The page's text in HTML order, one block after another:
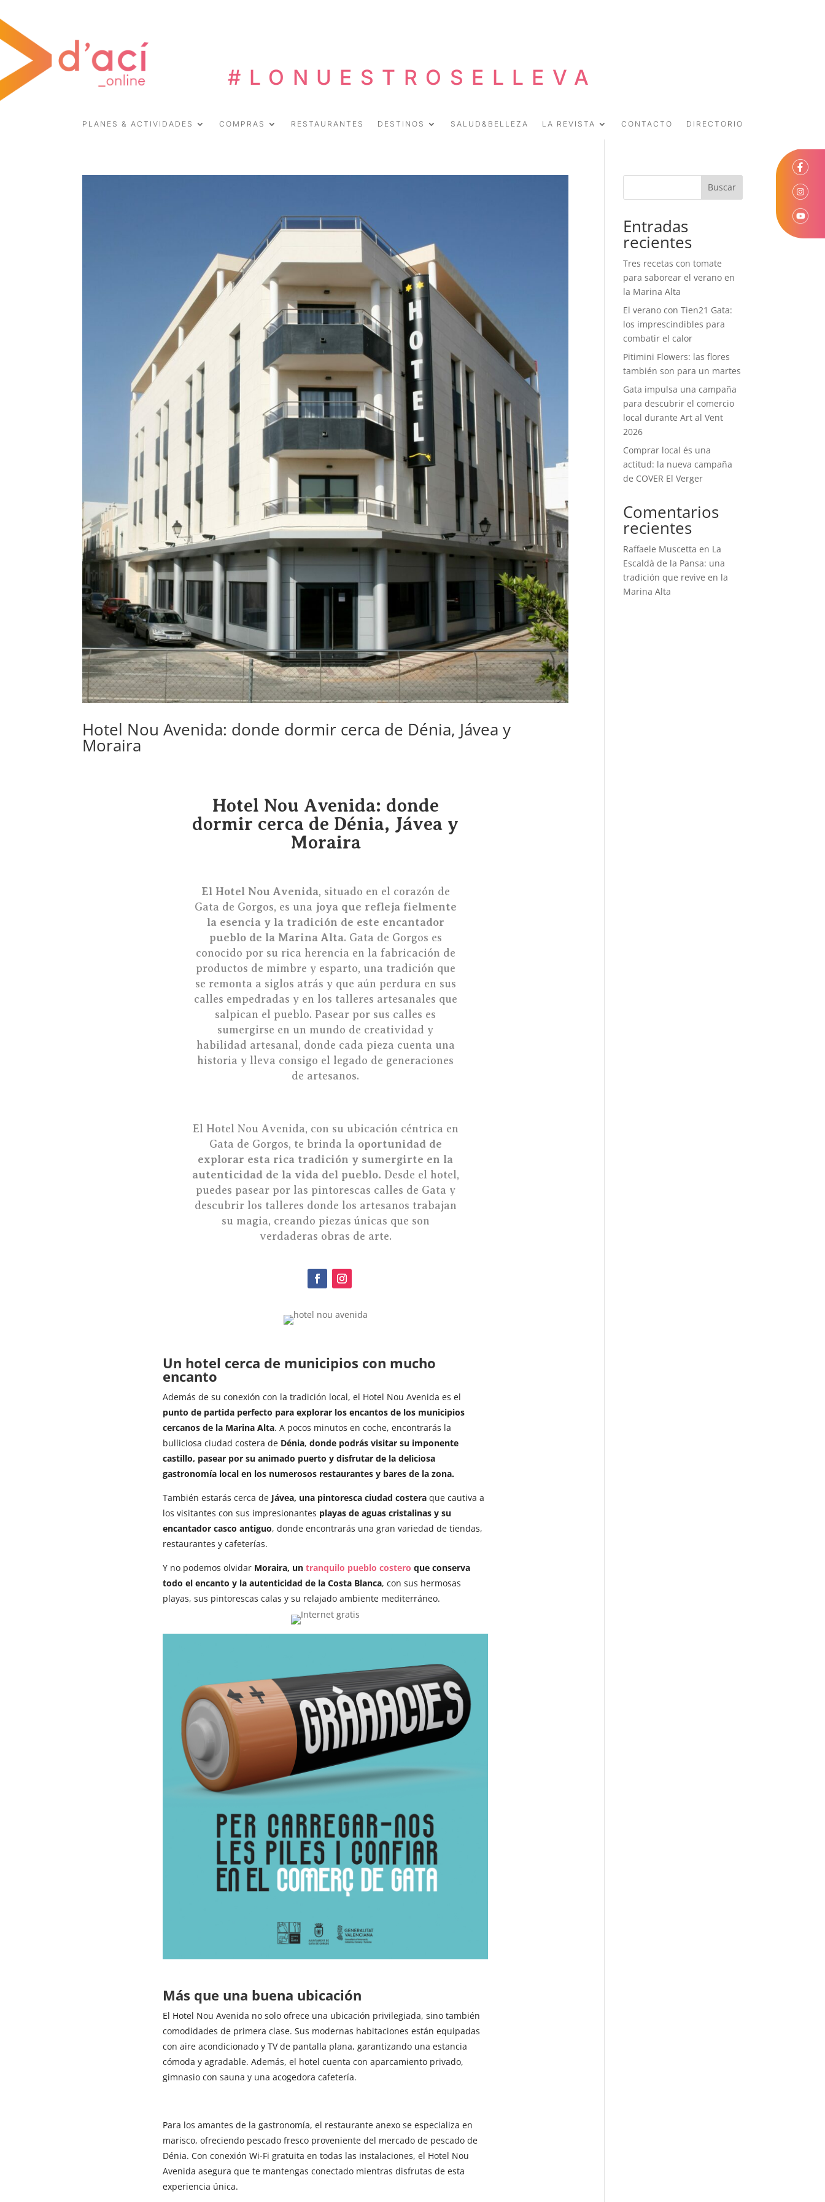
PLANES & ACTIVIDADES COMPRAS RESTAURANTES DESTINOS SALUD&BELLEZA LA REVISTA CONTACTO DIRECTORIO
#LONUESTROSELLEVA
Hotel Nou Avenida: donde dormir cerca de Dénia, Jávea y
Moraira
Hotel Nou Avenida: donde
dormir cerca de Dénia, Jávea y
Moraira
El Hotel Nou Avenida, situado en el corazón de
Gata de Gorgos, es una joya que refleja fielmente
la esencia y la tradición de este encantador
pueblo de la Marina Alta. Gata de Gorgos es
conocido por su rica herencia en la fabricación de
productos de mimbre y esparto, una tradición que
se remonta a siglos atrás y que aún perdura en sus
calles empedradas y en los talleres artesanales que
salpican el pueblo. Pasear por sus calles es
sumergirse en un mundo de creatividad y
habilidad artesanal, donde cada pieza cuenta una
historia y lleva consigo el legado de generaciones
de artesanos.
El Hotel Nou Avenida, con su ubicación céntrica en
Gata de Gorgos, te brinda la oportunidad de
explorar esta rica tradición y sumergirte en la
autenticidad de la vida del pueblo. Desde el hotel,
puedes pasear por las pintorescas calles de Gata y
descubrir los talleres donde los artesanos trabajan
su magia, creando piezas únicas que son
verdaderas obras de arte.
Un hotel cerca de municipios con mucho
encanto
Además de su conexión con la tradición local, el Hotel Nou Avenida es el
punto de partida perfecto para explorar los encantos de los municipios
cercanos de la Marina Alta. A pocos minutos en coche, encontrarás la
bulliciosa ciudad costera de Dénia,donde podrás visitar su imponente
castillo, pasear por su animado puerto y disfrutar de la deliciosa
gastronomía local en los numerosos restaurantes y bares de la zona.
También estarás cerca de Jávea, una pintoresca ciudad costera que cautiva a
los visitantes con sus impresionantes playas de aguas cristalinas y su
encantador casco antiguo, donde encontrarás una gran variedad de tiendas,
restaurantes y cafeterías.
Y no podemos olvidar Moraira, untranquilo pueblo costero que conserva
todo el encanto y la autenticidad de la Costa Blanca, con sus hermosas
playas, sus pintorescas calas y su relajado ambiente mediterráneo.
Más que una buena ubicación
El Hotel Nou Avenida no solo ofrece una ubicación privilegiada, sino también
comodidades de primera clase. Sus modernas habitaciones están equipadas
con aire acondicionado y TV de pantalla plana, garantizando una estancia
cómoda y agradable. Además, el hotel cuenta con aparcamiento privado,
gimnasio con sauna y una acogedora cafetería.
Para los amantes de la gastronomía, el restaurante anexo se especializa en
marisco, ofreciendo pescado fresco proveniente del mercado de pescado de
Dénia. Con conexión Wi-Fi gratuita en todas las instalaciones, el Hotel Nou
Avenida asegura que te mantengas conectado mientras disfrutas de esta
experiencia única.
Buscar
Entradas
recientes
Tres recetas con tomate
para saborear el verano en
la Marina Alta
El verano con Tien21 Gata:
los imprescindibles para
combatir el calor
Pitimini Flowers: las flores
también son para un martes
Gata impulsa una campaña
para descubrir el comercio
local durante Art al Vent
2026
Comprar local és una
actitud: la nueva campaña
de COVER El Verger
Comentarios
recientes
Raffaele Muscetta en La
Escaldà de la Pansa: una
tradición que revive en la
Marina Alta